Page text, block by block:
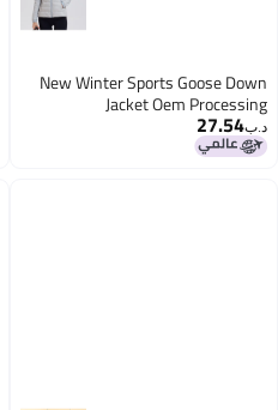
New Winter Sports Goose Down
Jacket Oem Processing
Customized Slimming Look
Running Lightweight Top Jacket
د.ب‏27.54